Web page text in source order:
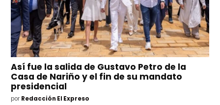
Así fue la salida de Gustavo Petro de la
Casa de Nariño y el fin de su mandato
presidencial
por Redacción El Expreso